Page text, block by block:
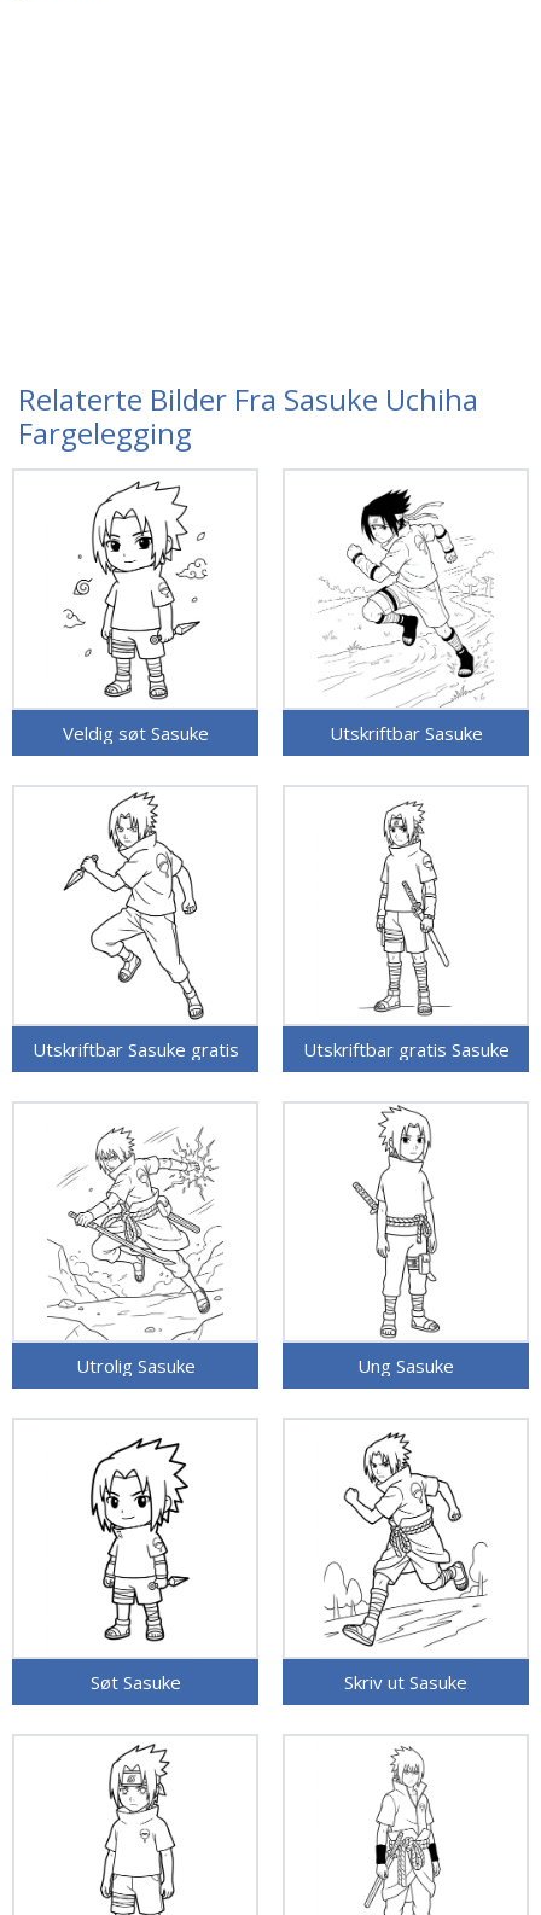
Relaterte Bilder Fra Sasuke Uchiha
Fargelegging
Veldig søt Sasuke Utskriftbar Sasuke
Utskriftbar Sasuke gratis Utskriftbar gratis Sasuke
Utrolig Sasuke Ung Sasuke
Søt Sasuke Skriv ut Sasuke